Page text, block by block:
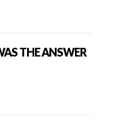
THE ANSWER